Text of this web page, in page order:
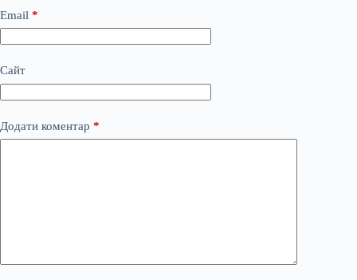
Email *
Сайт
Додати коментар *